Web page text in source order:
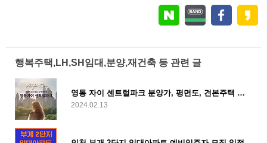
행복주택,LH,SH임대,분양,재건축 등 관련 글
영통 자이 센트럴파크 분양가, 평면도, 견본주택 등 안내
2024.02.13